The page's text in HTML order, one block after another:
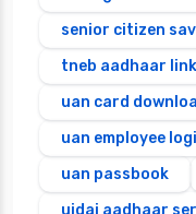
senior citizen
tneb aadhaar link
uan card
uan employee
uan passbook